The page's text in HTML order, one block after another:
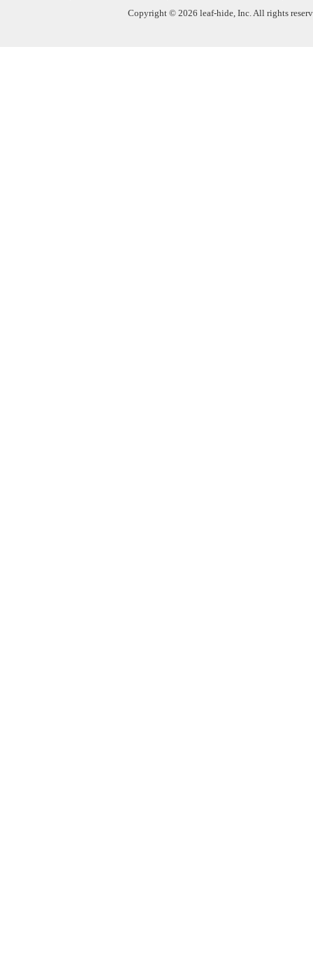
Copyright © 2026 leaf-hide, Inc. All rights